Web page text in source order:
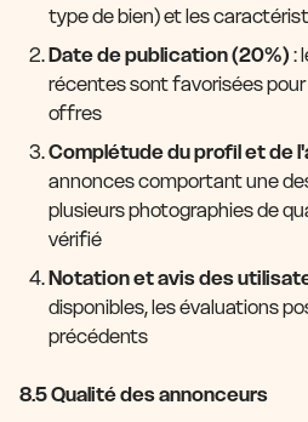
type de bien) et les
Date de publication (20%) :
récentes sont favorisées
offres
Complétude du profil et de
annonces comportant une
plusieurs photographies de
vérifié
Notation et avis des
disponibles, les évaluations
précédents
8.5 Qualité des annonceurs